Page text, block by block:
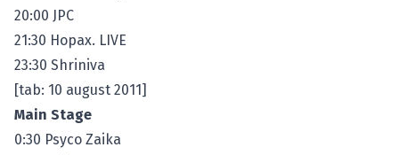
20:00 JPC
21:30 Hopax. LIVE
23:30 Shriniva
[tab: 10 august 2011]
Main Stage
0:30 Psyco Zaika